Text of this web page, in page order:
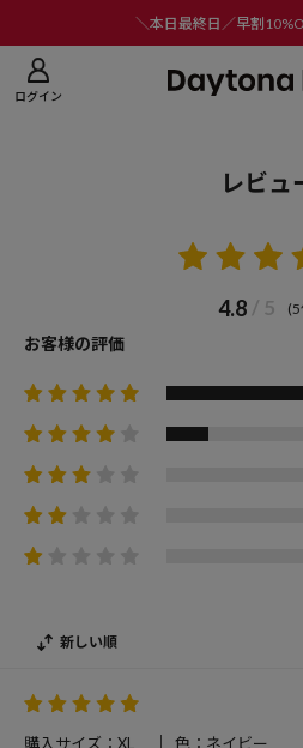
＼本日最終日／早割
ログイン
レビュ
4.8 / 5
お客様の評価
新しい順
購入サイズ：XL 色：ネイビー